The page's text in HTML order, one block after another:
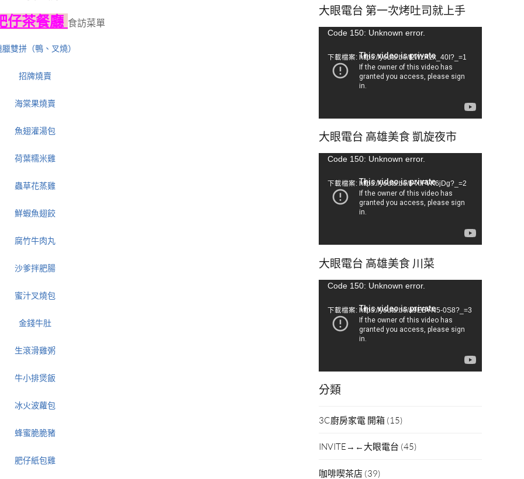
仔茶餐廳 食訪菜單
臘雙拼（鴨、叉燒）
招牌燒賣
海棠果燒賣
魚翅灌湯包
荷葉糯米雞
蟲草花蒸雞
鮮蝦魚翅餃
腐竹牛肉丸
沙爹拌肥腸
蜜汁叉燒包
金錢牛肚
生滾滑雞粥
牛小排煲飯
冰火波蘿包
蜂蜜脆脆豬
肥仔紙包雞
大眼電台 第一次烤吐司就上手
視Code 150: Unknown error.
下載檔案: https://youtu.be/tLWzRzx_40I?_=1
大眼電台 高雄美食 凱旋夜市
視Code 150: Unknown error.
下載檔案: https://youtu.be/b-XfFVK6jDg?_=2
大眼電台 高雄美食 川菜
視Code 150: Unknown error.
下載檔案: https://youtu.be/a9EBYN5-0S8?_=3
分類
3C廚房家電 開箱 (15)
INVITE→←大眼電台 (45)
咖啡喫茶店 (39)